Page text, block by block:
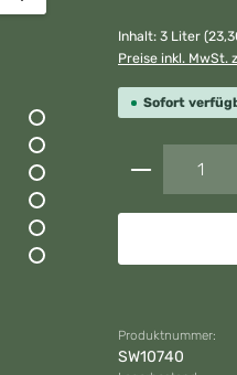
Inhalt: 3 Liter
Preise inkl. MwSt.
Sofort
Produkt
Produktnummer:
SW10740